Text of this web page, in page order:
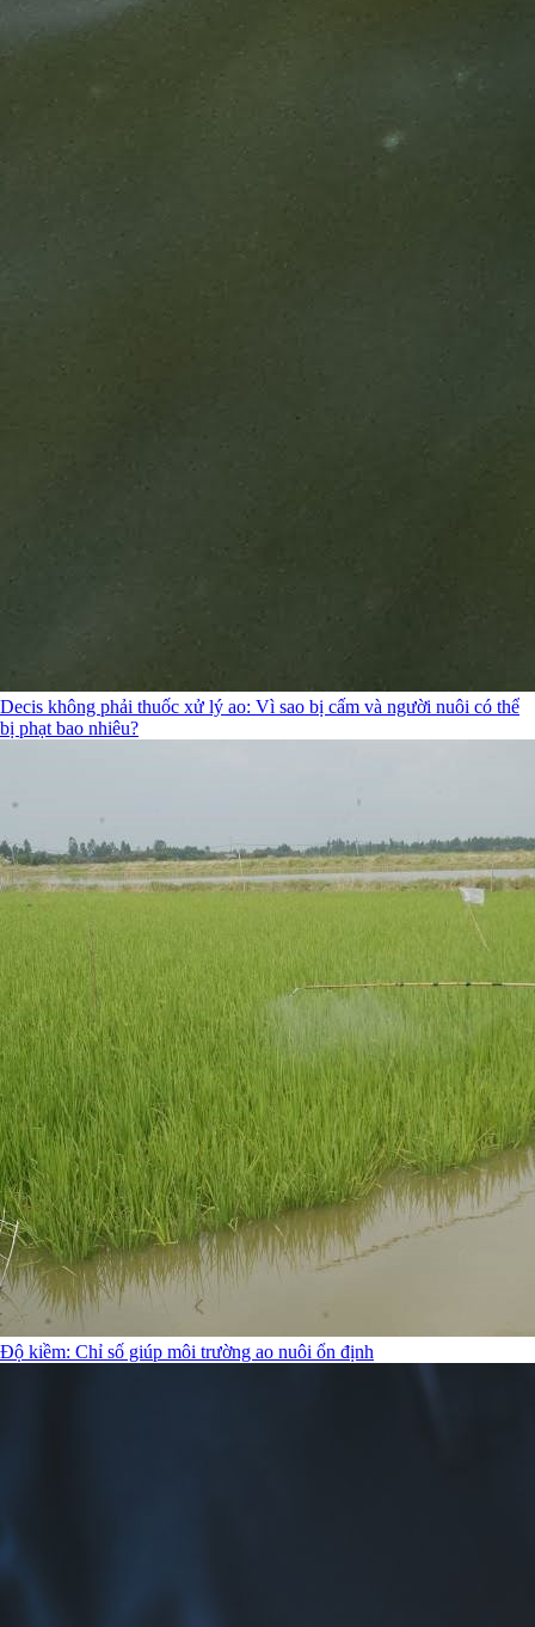
Decis không phải thuốc xử lý ao: Vì sao bị cấm và người nuôi có thể
bị phạt bao nhiêu?
Độ kiềm: Chỉ số giúp môi trường ao nuôi ổn định